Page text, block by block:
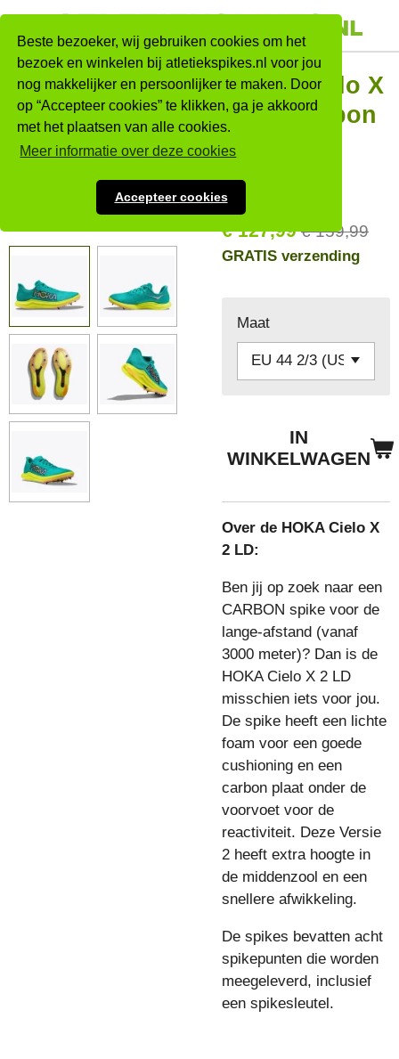
Beste bezoeker, wij gebruiken cookies om het
bezoek en winkelen bij atletiekspikes.nl voor jou
nog makkelijker en persoonlijker te maken. Door
op “Accepteer cookies” te klikken, ga je akkoord
met het plaatsen van alle cookies.
Meer informatie over deze cookies
Accepteer cookies
Ga
direct
naar
de
hoofdinhoud
HOKA Cielo X
2 LD (Carbon
spike)
€ 127,99 € 159,99
GRATIS verzending
Maat
IN
WINKELWAGEN
Over de HOKA Cielo X
2 LD:
Ben jij op zoek naar een
CARBON spike voor de
lange-afstand (vanaf
3000 meter)? Dan is de
HOKA Cielo X 2 LD
misschien iets voor jou.
De spike heeft een lichte
foam voor een goede
cushioning en een
carbon plaat onder de
voorvoet voor de
reactiviteit. Deze Versie
2 heeft extra hoogte in
de middenzool en een
snellere afwikkeling.
De spikes bevatten acht
spikepunten die worden
meegeleverd, inclusief
een spikesleutel.